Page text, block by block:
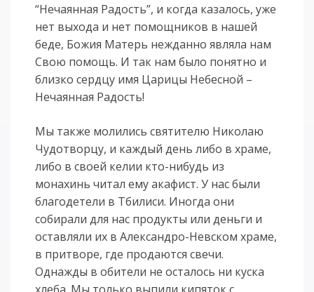
“Нечаянная Радость”, и когда казалось, уже
нет выхода и нет помощников в нашей
беде, Божия Матерь нежданно являла нам
Свою помощь. И так нам было понятно и
близко сердцу имя Царицы Небесной –
Нечаянная Радость!
Мы также молились святителю Николаю
Чудотворцу, и каждый день либо в храме,
либо в своей келии кто-нибудь из
монахинь читал ему акафист. У нас были
благодетели в Тбилиси. Иногда они
собирали для нас продукты или деньги и
оставляли их в Александро-Невском храме,
в притворе, где продаются свечи.
Однажды в обители не осталось ни куска